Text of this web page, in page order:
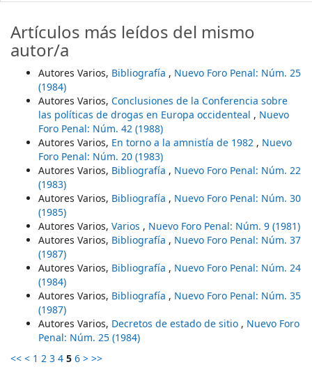
Artículos más leídos del mismo
autor/a
Autores Varios, Bibliografía , Nuevo Foro Penal: Núm. 25
(1984)
Autores Varios, Conclusiones de la Conferencia sobre
las políticas de drogas en Europa occidenteal , Nuevo
Foro Penal: Núm. 42 (1988)
Autores Varios, En torno a la amnistía de 1982 , Nuevo
Foro Penal: Núm. 20 (1983)
Autores Varios, Bibliografía , Nuevo Foro Penal: Núm. 22
(1983)
Autores Varios, Bibliografía , Nuevo Foro Penal: Núm. 30
(1985)
Autores Varios, Varios , Nuevo Foro Penal: Núm. 9 (1981)
Autores Varios, Bibliografía , Nuevo Foro Penal: Núm. 37
(1987)
Autores Varios, Bibliografía , Nuevo Foro Penal: Núm. 24
(1984)
Autores Varios, Bibliografía , Nuevo Foro Penal: Núm. 35
(1987)
Autores Varios, Decretos de estado de sitio , Nuevo Foro
Penal: Núm. 25 (1984)
<< < 1 2 3 4 5 6 > >>